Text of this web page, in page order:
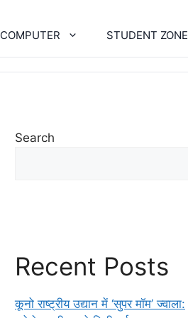
COMPUTER STUDENT ZONE
Search
Recent Posts
कूनो राष्ट्रीय उद्यान में ‘सुपर मॉम’ ज्वाला: